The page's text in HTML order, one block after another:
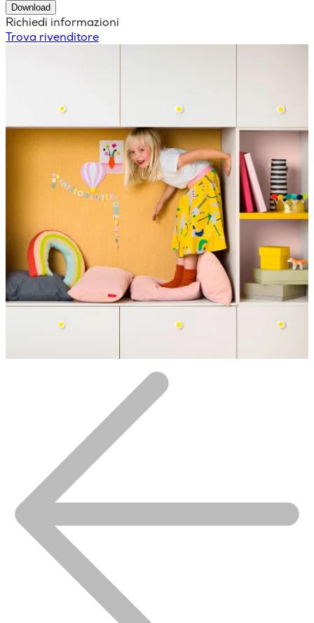
Download
Richiedi informazioni
Trova rivenditore